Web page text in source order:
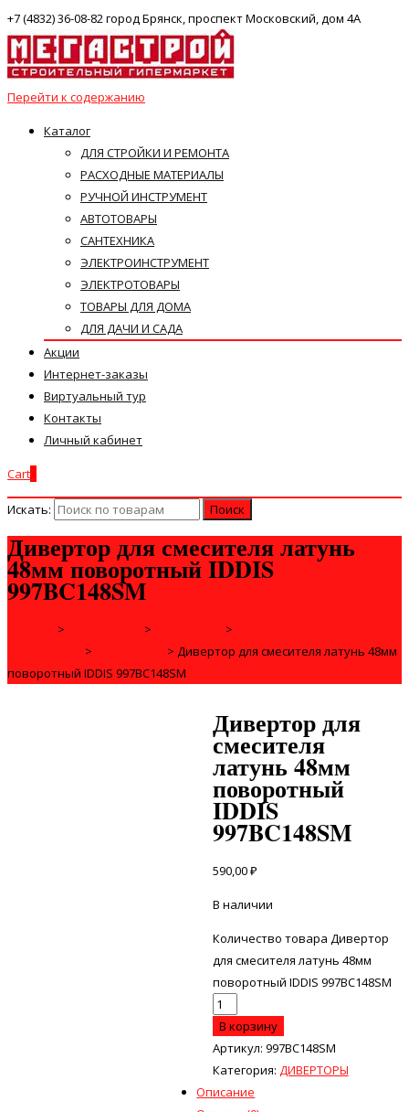
+7 (4832) 36-08-82 город Брянск, проспект Московский, дом 4А
Перейти к содержанию
Каталог
ДЛЯ СТРОЙКИ И РЕМОНТА
РАСХОДНЫЕ МАТЕРИАЛЫ
РУЧНОЙ ИНСТРУМЕНТ
АВТОТОВАРЫ
САНТЕХНИКА
ЭЛЕКТРОИНСТРУМЕНТ
ЭЛЕКТРОТОВАРЫ
ТОВАРЫ ДЛЯ ДОМА
ДЛЯ ДАЧИ И САДА
Акции
Интернет-заказы
Виртуальный тур
Контакты
Личный кабинет
Cart
Искать:
Дивертор для смесителя латунь
48мм поворотный IDDIS
997BC148SM
> > >
> > Дивертор для смесителя латунь 48мм
поворотный IDDIS 997BC148SM
Дивертор для
смесителя
латунь 48мм
поворотный
IDDIS
997BC148SM
590,00₽
В наличии
Количество товара Дивертор
для смесителя латунь 48мм
поворотный IDDIS 997BC148SM
В корзину
Артикул: 997BC148SM
Категория: ДИВЕРТОРЫ
Описание